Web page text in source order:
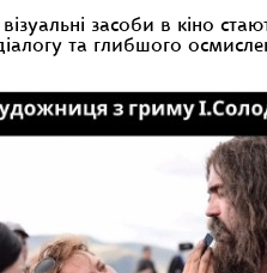
засоби в кіно
та глибшого